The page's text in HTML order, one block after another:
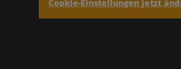
Cookie-Einstellungen jetzt